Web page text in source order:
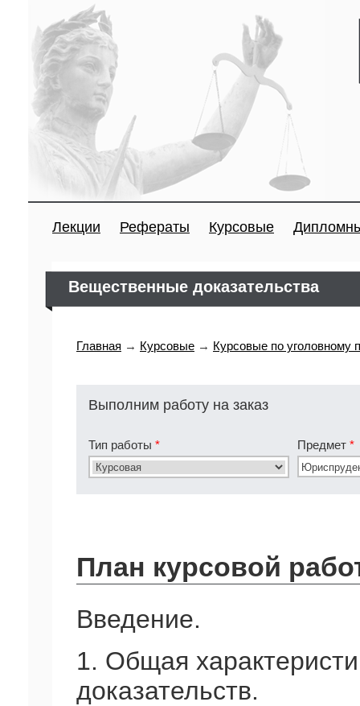
Лекции Рефераты Курсовые
Вещественные доказательства
Главная → Курсовые → Курсовые по уголовному
Выполним работу на заказ
Тип работы * Предмет *
План курсовой
Введение.
1. Общая
доказательств.